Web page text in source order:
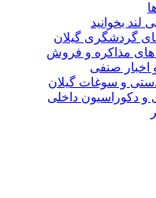
لند بخوانید
گردشگری گیلان
مذاکره و فروش
اخبار صنفی
و سوغات گیلان
و دکوراسیون داخلی